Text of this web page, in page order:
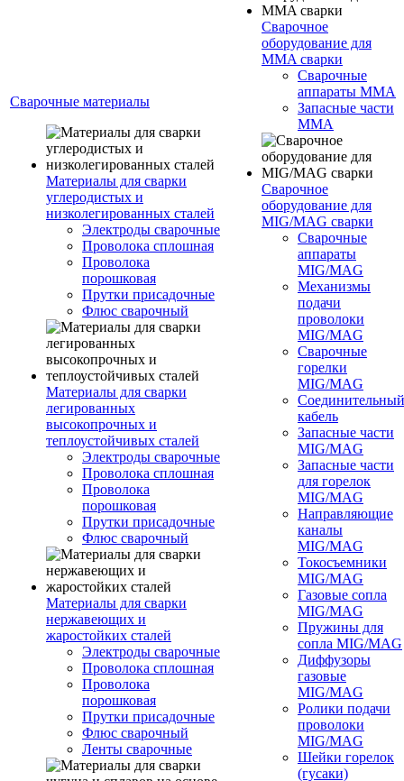
Сварочные материалы
Материалы для сварки
углеродистых и
низколегированных сталей
Электроды сварочные
Проволока сплошная
Проволока
порошковая
Прутки присадочные
Флюс сварочный
Материалы для сварки
легированных
высокопрочных и
теплоустойчивых сталей
Электроды сварочные
Проволока сплошная
Проволока
порошковая
Прутки присадочные
Флюс сварочный
Материалы для сварки
нержавеющих и
жаростойких сталей
Электроды сварочные
Проволока сплошная
Проволока
порошковая
Прутки присадочные
Флюс сварочный
Ленты сварочные
Сварочное
оборудование для
MMA сварки
Сварочные
аппараты MMA
Запасные части
MMA
Сварочное
оборудование для
MIG/MAG сварки
Сварочные
аппараты
MIG/MAG
Механизмы
подачи
проволоки
MIG/MAG
Сварочные
горелки
MIG/MAG
Соединительный
кабель
Запасные части
MIG/MAG
Запасные части
для горелок
MIG/MAG
Направляющие
каналы
MIG/MAG
Токосъемники
MIG/MAG
Газовые сопла
MIG/MAG
Пружины для
сопла MIG/MAG
Диффузоры
газовые
MIG/MAG
Ролики подачи
проволоки
MIG/MAG
Шейки горелок
(гусаки)